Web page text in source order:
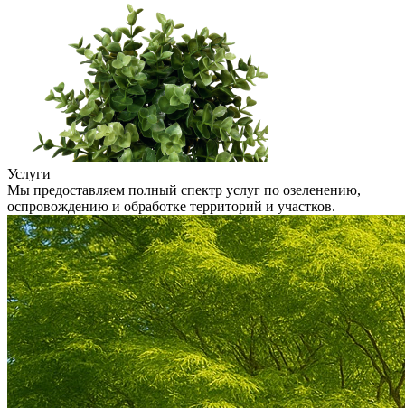
Услуги
Мы предоставляем полный спектр услуг по озеленению,
оспровождению и обработке территорий и участков.